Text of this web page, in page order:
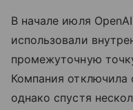
В начале июля
использовали
промежуточную
Компания отключила
однако спустя